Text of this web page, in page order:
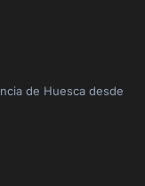
de Huesca desde